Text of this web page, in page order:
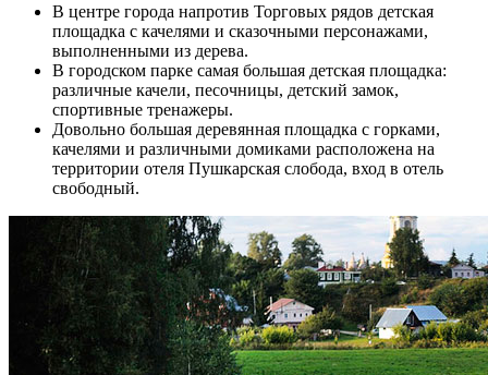
В центре города напротив Торговых рядов детская
площадка с качелями и сказочными персонажами,
выполненными из дерева.
В городском парке самая большая детская площадка:
различные качели, песочницы, детский замок,
спортивные тренажеры.
Довольно большая деревянная площадка с горками,
качелями и различными домиками расположена на
территории отеля Пушкарская слобода, вход в отель
свободный.